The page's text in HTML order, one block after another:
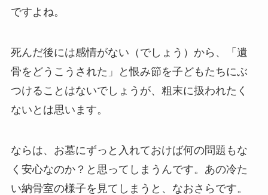
ですよね。
死んだ後には感情がない（でしょう）から、「遺
骨をどうこうされた」と恨み節を子どもたちにぶ
つけることはないでしょうが、粗末に扱われたく
ないとは思います。
ならは、お墓にずっと入れておけば何の問題もな
く安心なのか？と思ってしまうんです。あの冷た
い納骨室の様子を見てしまうと、なおさらです。